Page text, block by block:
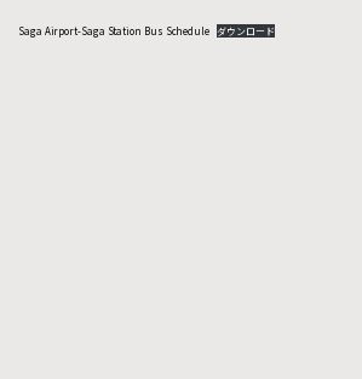
Saga Airport-Saga Station Bus Schedule ダウンロード